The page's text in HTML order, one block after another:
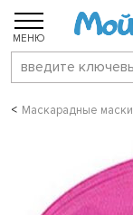
МЕНЮ
Маскарадные маски